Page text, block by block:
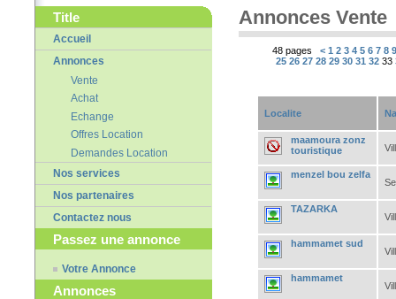
Title
Accueil
Annonces
Vente
Achat
Echange
Offres Location
Demandes Location
Nos services
Nos partenaires
Contactez nous
Passez une annonce
Votre Annonce
Annonces
Annonces Vente
48 pages < 1 2 3 4 5 6 7 8
25 26 27 28 29 30 31 32 33
Localite
maamoura zonz
touristique
menzel bou zelfa
TAZARKA
hammamet sud
hammamet